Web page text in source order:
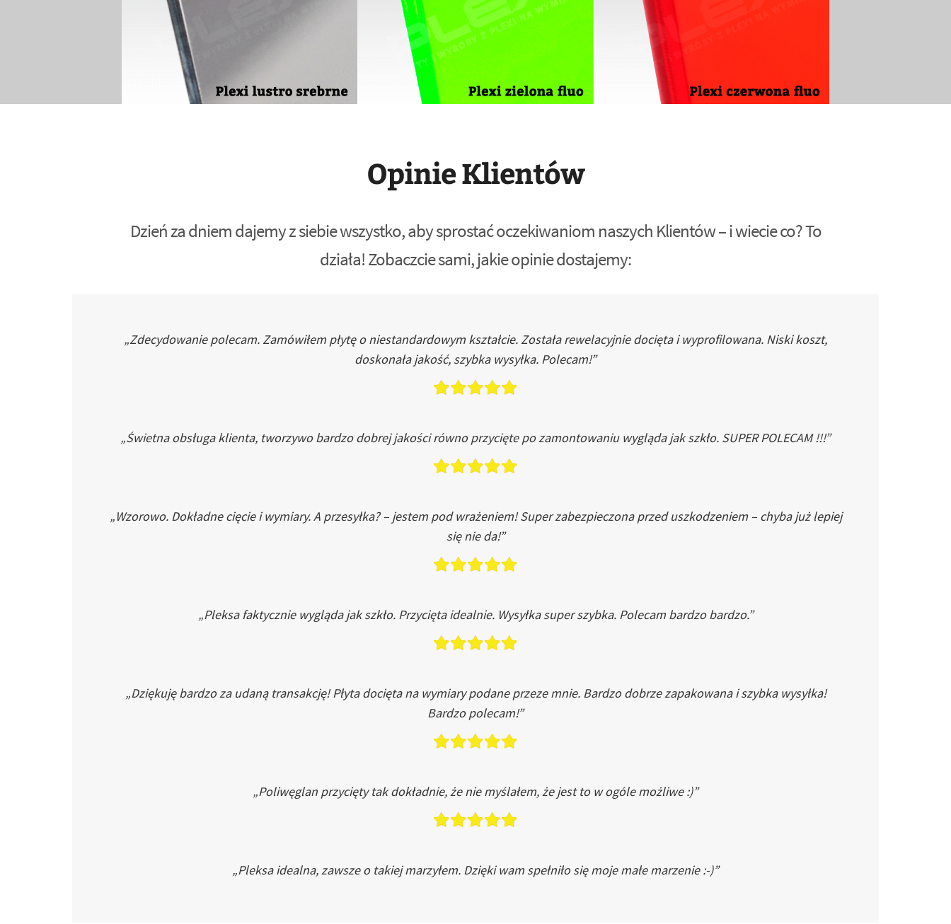
Opinie Klientów
Dzień za dniem dajemy z siebie wszystko, aby sprostać oczekiwaniom naszych Klientów – i wiecie co? To
działa! Zobaczcie sami, jakie opinie dostajemy:
„Zdecydowanie polecam. Zamówiłem płytę o niestandardowym kształcie. Została rewelacyjnie docięta i wyprofilowana. Niski koszt,
doskonała jakość, szybka wysyłka. Polecam!”
„Świetna obsługa klienta, tworzywo bardzo dobrej jakości równo przycięte po zamontowaniu wygląda jak szkło. SUPER POLECAM !!!”
„Wzorowo. Dokładne cięcie i wymiary. A przesyłka? – jestem pod wrażeniem! Super zabezpieczona przed uszkodzeniem – chyba już lepiej
się nie da!”
„Pleksa faktycznie wygląda jak szkło. Przycięta idealnie. Wysyłka super szybka. Polecam bardzo bardzo.”
„Dziękuję bardzo za udaną transakcję! Płyta docięta na wymiary podane przeze mnie. Bardzo dobrze zapakowana i szybka wysyłka!
Bardzo polecam!”
„Poliwęglan przycięty tak dokładnie, że nie myślałem, że jest to w ogóle możliwe :)”
„Pleksa idealna, zawsze o takiej marzyłem. Dzięki wam spełniło się moje małe marzenie :-)”